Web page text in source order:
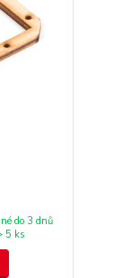
do 3 dnů
5 ks